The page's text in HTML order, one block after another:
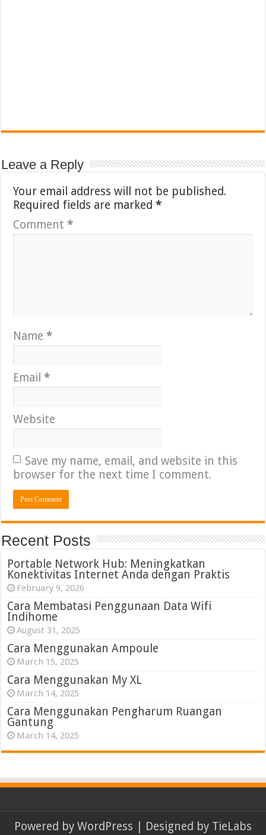
Leave a Reply
Your email address will not be published.
Required fields are marked*
Comment*
Name*
Email*
Website
Save my name, email, and website in this
browser for the next time I comment.
Recent Posts
Portable Network Hub: Meningkatkan
Konektivitas Internet Anda dengan Praktis
February 9, 2026
Cara Membatasi Penggunaan Data Wifi
Indihome
August 31, 2025
Cara Menggunakan Ampoule
March 15, 2025
Cara Menggunakan My XL
March 14, 2025
Cara Menggunakan Pengharum Ruangan
Gantung
March 14, 2025
Powered by WordPress | Designed by TieLabs